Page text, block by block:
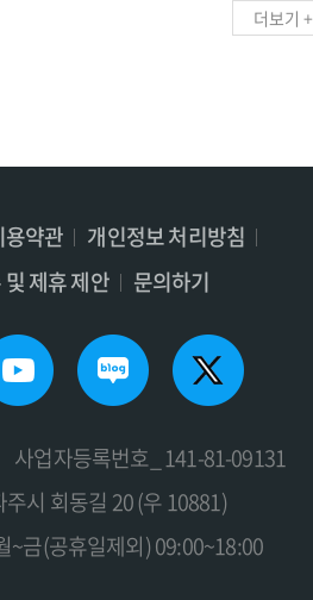
더보기 +
용약관
개인정보 처리방침
제휴 제안
문의하기
사업자등록번호_ 141-81-09131
주시 회동길 20 (우 10881)
~금(공휴일제외) 09:00~18:00